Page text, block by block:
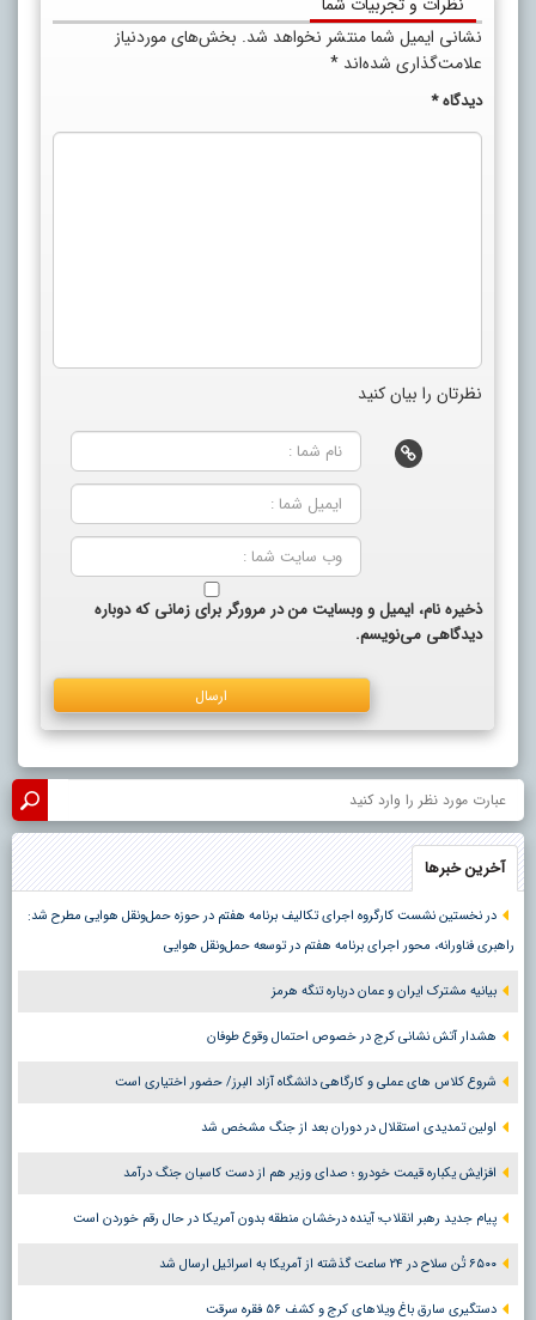
نشانی ایمیل شما منتشر نخواهد شد. بخش‌های موردنیاز
علامت‌گذاری شده‌اند *
دیدگاه*
نظرتان را بیان کنید
ذخیره نام، ایمیل و وبسایت من در مرورگر برای زمانی که دوباره
دیدگاهی می‌نویسم.
آخرین خبرها
در نخستین نشست کارگروه اجرای تکالیف برنامه هفتم در حوزه حمل‌ونقل هوایی مطرح شد:
راهبری فناورانه، محور اجرای برنامه هفتم در توسعه حمل‌ونقل هوایی
بیانیه مشترک ایران و عمان درباره تنگه هرمز
هشدار آتش نشانی کرج در خصوص احتمال وقوع طوفان
شروع کلاس های عملی و کارگاهی دانشگاه آزاد البرز/ حضور اختیاری است
اولین تمدیدی استقلال در دوران بعد از جنگ مشخص شد
افزایش یکباره قیمت خودرو ؛ صدای وزیر هم از دست کاسبان جنگ درآمد
پیام جدید رهبر انقلاب؛ آینده درخشان منطقه بدون آمریکا در حال رقم خوردن است
۶۵۰۰ تُن سلاح در ۲۴ ساعت گذشته از آمریکا به اسرائیل ارسال شد
دستگیری سارق باغ ویلاهای کرج و کشف ۵۶ فقره سرقت